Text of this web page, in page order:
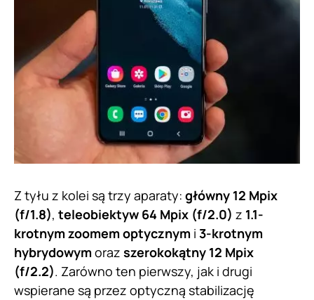
Z tyłu z kolei są trzy aparaty: główny 12 Mpix
(f/1.8), teleobiektyw 64 Mpix (f/2.0) z 1.1-
krotnym zoomem optycznym i 3-krotnym
hybrydowymoraz szerokokątny 12 Mpix
(f/2.2). Zarówno ten pierwszy, jak i drugi
wspierane są przez optyczną stabilizację